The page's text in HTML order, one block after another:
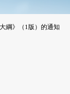
綱》（1版）的通知